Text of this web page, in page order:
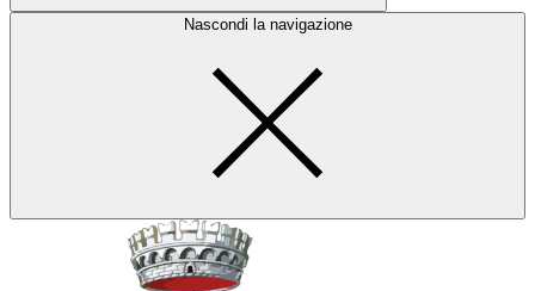
Nascondi la navigazione